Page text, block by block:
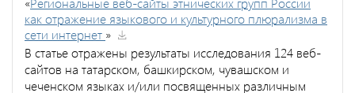
как отражение языкового и культурного плюрализма в
сети интернет »
В статье отражены результаты исследования 124 веб-
сайтов на татарском, башкирском, чувашском и
чеченском языках и/или посвященных различным